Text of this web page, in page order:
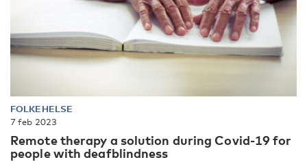
FOLKEHELSE
7 feb 2023
Remote therapy a solution during Covid-19 for
people with deafblindness